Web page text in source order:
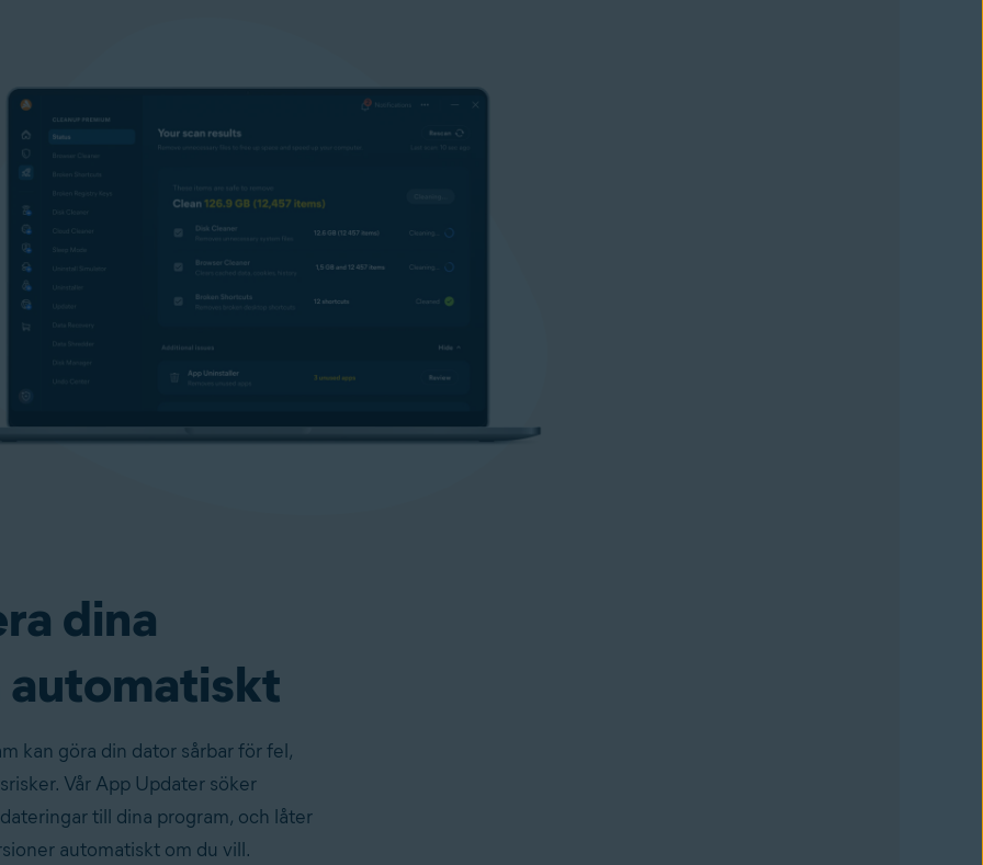
dina
automatiskt
kan göra din dator sårbar för fel,
Vår App Updater söker
till dina program, och låter
automatiskt om du vill.